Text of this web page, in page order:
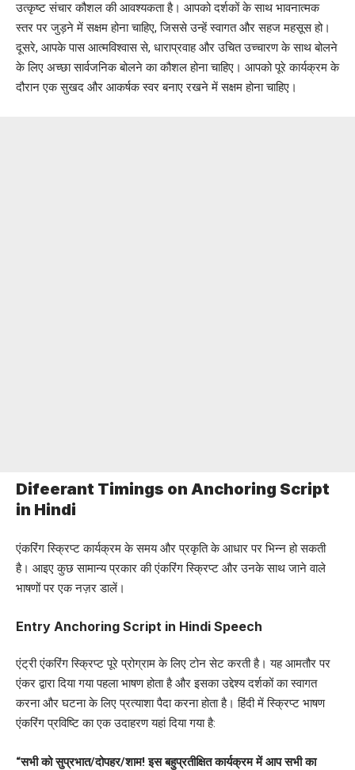
उत्कृष्ट संचार कौशल की आवश्यकता है। आपको दर्शकों के साथ भावनात्मक
स्तर पर जुड़ने में सक्षम होना चाहिए, जिससे उन्हें स्वागत और सहज महसूस हो।
दूसरे, आपके पास आत्मविश्वास से, धाराप्रवाह और उचित उच्चारण के साथ बोलने
के लिए अच्छा सार्वजनिक बोलने का कौशल होना चाहिए। आपको पूरे कार्यक्रम के
दौरान एक सुखद और आकर्षक स्वर बनाए रखने में सक्षम होना चाहिए।
Difeerant Timings on Anchoring Script
in Hindi
एंकरिंग स्क्रिप्ट कार्यक्रम के समय और प्रकृति के आधार पर भिन्न हो सकती
है। आइए कुछ सामान्य प्रकार की एंकरिंग स्क्रिप्ट और उनके साथ जाने वाले
भाषणों पर एक नज़र डालें।
Entry Anchoring Script in Hindi Speech
एंट्री एंकरिंग स्क्रिप्ट पूरे प्रोग्राम के लिए टोन सेट करती है। यह आमतौर पर
एंकर द्वारा दिया गया पहला भाषण होता है और इसका उद्देश्य दर्शकों का स्वागत
करना और घटना के लिए प्रत्याशा पैदा करना होता है। हिंदी में स्क्रिप्ट भाषण
एंकरिंग प्रविष्टि का एक उदाहरण यहां दिया गया है:
“सभी को सुप्रभात/दोपहर/शाम! इस बहुप्रतीक्षित कार्यक्रम में आप सभी का